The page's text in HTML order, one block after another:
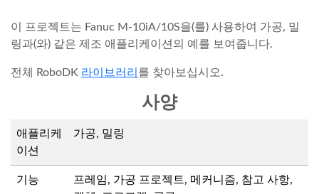
이 프로젝트는 Fanuc M-10iA/10S을(를) 사용하여 가공, 밀
링과(와) 같은 제조 애플리케이션의 예를 보여줍니다.
전체 RoboDK 라이브러리 를 찾아보십시오.
사양
애플리케
이션
가공, 밀링
기능
프레임, 가공 프로젝트, 메커니즘, 참고 사항,